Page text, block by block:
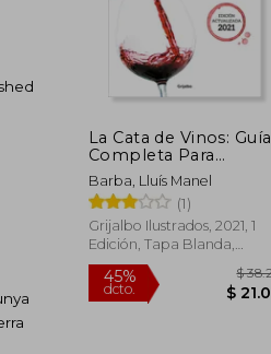
La Cata de Vinos: Guía
Completa Para
Conocer Y Degustar
Los Vinos. Edición
Actua Lizada 2021 /
Wine Tasting
Barba, Lluís Manel
(1)
Grijalbo Ilustrados, 2021, 1
Edición, Tapa Blanda,
Nuevo